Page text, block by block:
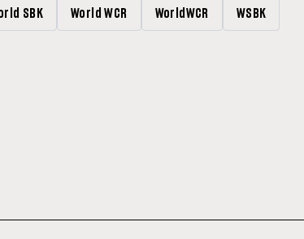
SBK World WCR WorldWCR WSBK